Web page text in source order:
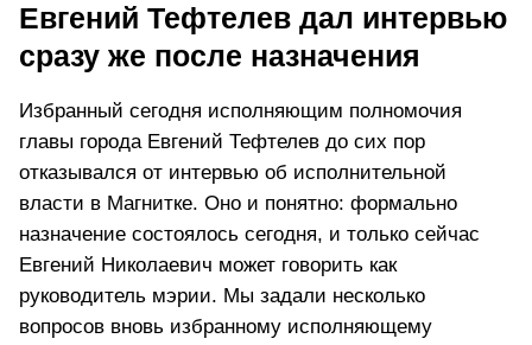
Евгений Тефтелев дал интервью
сразу же после назначения
Избранный сегодня исполняющим полномочия
главы города Евгений Тефтелев до сих пор
отказывался от интервью об исполнительной
власти в Магнитке. Оно и понятно: формально
назначение состоялось сегодня, и только сейчас
Евгений Николаевич может говорить как
руководитель мэрии. Мы задали несколько
вопросов вновь избранному исполняющему